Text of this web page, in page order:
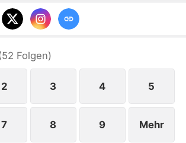
hat, sieht sie im Tod ihre
er sie weiter quält, ohne zu
52 Folgen)
2 3 4 5
7 8 9 Mehr